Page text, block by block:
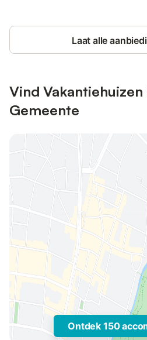
Laat alle
Vind
Gemeente
Ontdek 150